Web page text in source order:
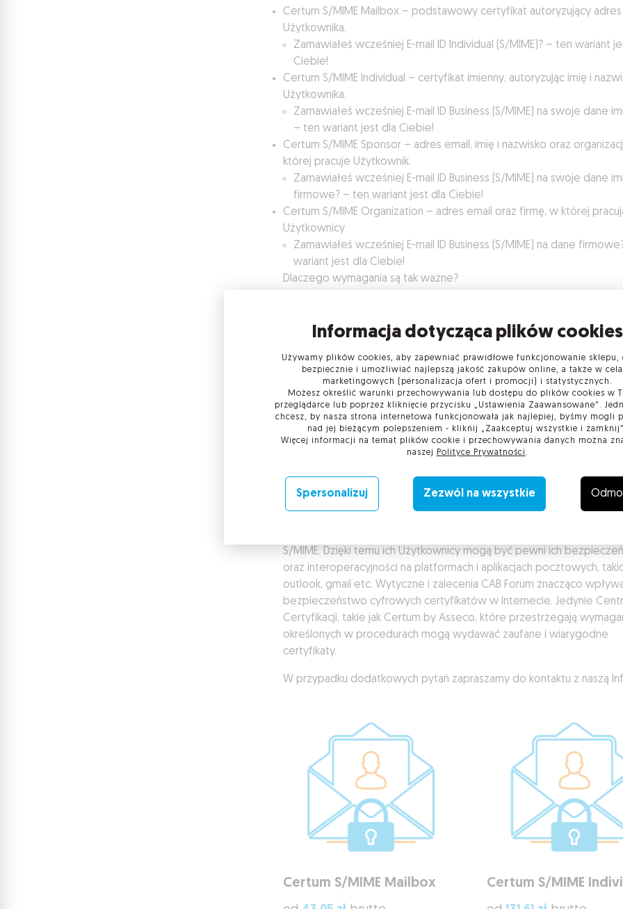
Certum S/MIME Mailbox – podstawowy certyfikat autoryzujący adres
Użytkownika.
Zamawiałeś wcześniej E-mail ID Individual (S/MIME)? – ten wariant
Ciebie!
Certum S/MIME Individual – certyfikat imienny, autoryzując imię i
Użytkownika.
Zamawiałeś wcześniej E-mail ID Business (S/MIME) na swoje dane
– ten wariant jest dla Ciebie!
Certum S/MIME Sponsor – adres email, imię i nazwisko oraz
której pracuje Użytkownik.
Zamawiałeś wcześniej E-mail ID Business (S/MIME) na swoje dane
firmowe? – ten wariant jest dla Ciebie!
Certum S/MIME Organization – adres email oraz firmę, w której
Użytkownicy
Zamawiałeś wcześniej E-mail ID Business (S/MIME) na dane
wariant jest dla Ciebie!
Dlaczego wymagania są tak ważne?
Extensions) mogą być wydawane jedynie przez Centra Certyfikacji.
Certyfikacji spełniają ogromną rolę w ekosystemie funkcjonowania
certyfikatów, takich jak SSL, Code Signing czy podpis elektroniczny. Są
odpowiedzialne zarówno za proces wydania, jak i za weryfikację
osób czy firm ubiegających się o certyfikat.
Centra Certyfikacji razem z przeglądarkami oraz systemami
takimi jak Microsoft czy Apple, tworzą konsorcjum zwane CA/Browser
(CAB Forum). Wspólnie ustalają wytyczne i najlepsze praktyki
praktyk w zakresie cyfrowych certyfikatów. Przede wszystkim ustalają i
S/MIME. Dzięki temu ich Użytkownicy mogą być pewni ich
oraz interoperacyjności na platformach i aplikacjach pocztowych,
outlook, gmail etc. Wytyczne i zalecenia CAB Forum znacząco
bezpieczeństwo cyfrowych certyfikatów w Internecie. Jedynie
Certyfikacji, takie jak Certum by Asseco, które przestrzegają
określonych w procedurach mogą wydawać zaufane i wiarygodne
certyfikaty.
W przypadku dodatkowych pytań zapraszamy do kontaktu z naszą
Certum S/MIME Mailbox Certum S/MIME
Informacja dotycząca plików cookies
Używamy plików cookies, aby zapewniać prawidłowe funkcjonowanie sklepu,
bezpiecznie i umożliwiać najlepszą jakość zakupów online, a także w
marketingowych (personalizacja ofert i promocji) i statystycznych.
Możesz określić warunki przechowywania lub dostępu do plików cookies w
przeglądarce lub poprzez kliknięcie przycisku „Ustawienia Zaawansowane".
chcesz, by nasza strona internetowa funkcjonowała jak najlepiej, byśmy mogli
nad jej bieżącym polepszeniem - kliknij „Zaakceptuj wszystkie i
Więcej informacji na temat plików cookie i przechowywania danych można
naszej
Polityce Prywatności .
Spersonalizuj Zezwól na wszystkie